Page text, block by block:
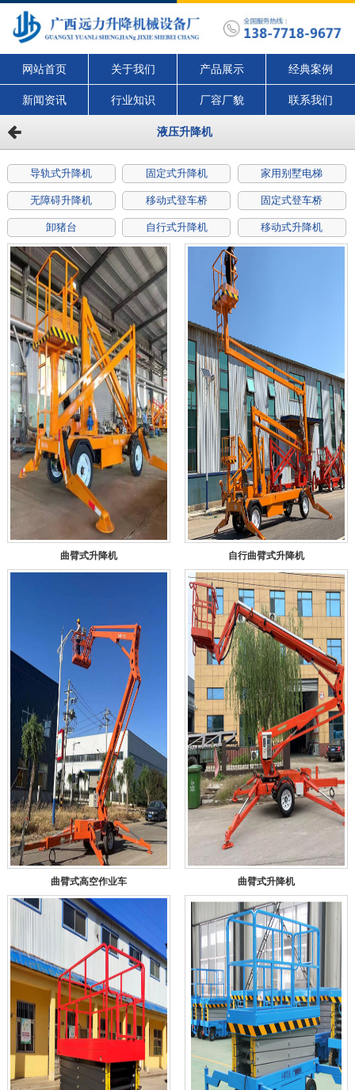
网站首页 关于我们 产品展示 经典案例
新闻资讯 行业知识 厂容厂貌 联系我们
液压升降机
导轨式升降机 固定式升降机 家用别墅电梯
无障碍升降机 移动式登车桥 固定式登车桥
卸猪台 自行式升降机 移动式升降机
曲臂式升降机 自行曲臂式升降机
曲臂式高空作业车 曲臂式升降机